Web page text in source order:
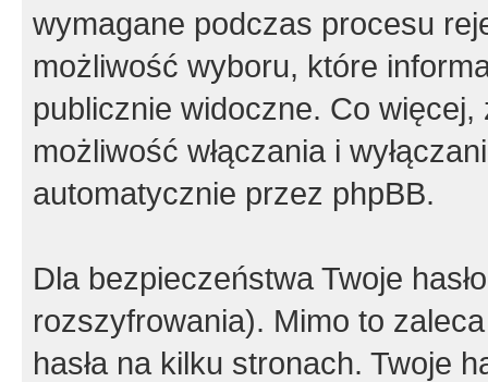
wymagane podczas procesu
możliwość wyboru, które
publicznie widoczne. Co
możliwość włączania i
automatycznie przez phpBB.
Dla bezpieczeństwa Twoje
rozszyfrowania). Mimo to
hasła na kilku stronach. Twoje